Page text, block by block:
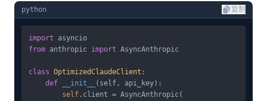
python 复制
import
from anthropic import AsyncAnthropic
class OptimizedClaudeClient :
def
__init__ ( self, api_key):
self .client = AsyncAnthropic(